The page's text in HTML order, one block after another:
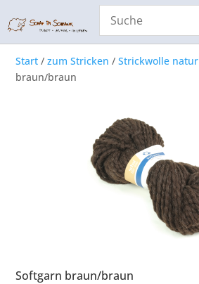
Start /zum Stricken /Strickwolle natur
braun/braun
Softgarn braun/braun